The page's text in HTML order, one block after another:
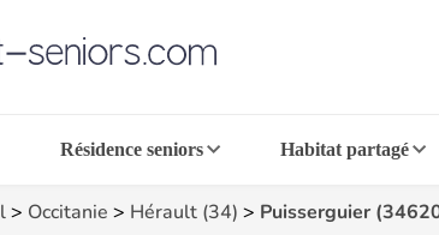
Résidence seniors Habitat partagé
> Occitanie > Hérault (34) > Puisserguier